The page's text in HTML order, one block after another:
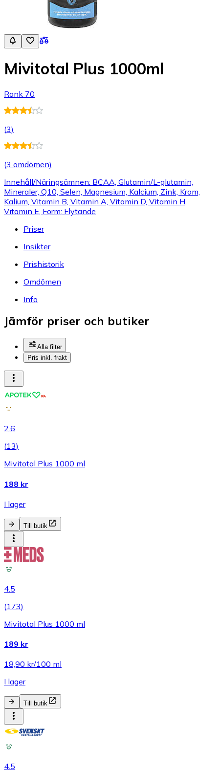
Mivitotal Plus 1000ml
Rank 70
(3)
(3 omdömen)
Innehåll/Näringsämnen: BCAA, Glutamin/L-glutamin,
Mineraler, Q10, Selen, Magnesium, Kalcium, Zink, Krom,
Kalium, Vitamin B, Vitamin A, Vitamin D, Vitamin H,
Vitamin E, Form: Flytande
Priser
Insikter
Prishistorik
Omdömen
Info
Jämför priser och butiker
Alla filter
Pris inkl. frakt
2.6
(13)
Mivitotal Plus 1000 ml
188 kr
I lager
Till butik
4.5
(173)
Mivitotal Plus 1000 ml
189 kr
18,90 kr/100 ml
I lager
Till butik
4.5